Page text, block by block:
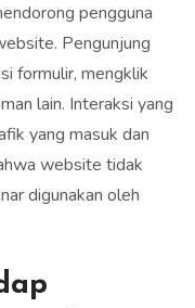
pengguna
Pengunjung
formulir, mengklik
lain. Interaksi yang
yang masuk dan
website tidak
digunakan oleh